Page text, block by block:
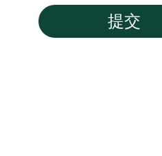
提交